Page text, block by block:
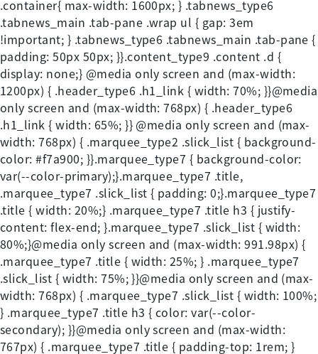
.container{ max-width: 1600px; } .tabnews_type6
.tabnews_main .tab-pane .wrap ul { gap: 3em
!important; } .tabnews_type6 .tabnews_main .tab-pane {
padding: 50px 50px; }}.content_type9 .content .d {
display: none;} @media only screen and (max-width:
1200px) { .header_type6 .h1_link { width: 70%; }}@media
only screen and (max-width: 768px) { .header_type6
.h1_link { width: 65%; }} @media only screen and (max-
width: 768px) { .marquee_type2 .slick_list { background-
color: #f7a900; }}.marquee_type7 { background-color:
var(--color-primary);}.marquee_type7 .title,
.marquee_type7 .slick_list { padding: 0;}.marquee_type7
.title { width: 20%;} .marquee_type7 .title h3 { justify-
content: flex-end; }.marquee_type7 .slick_list { width:
80%;}@media only screen and (max-width: 991.98px) {
.marquee_type7 .title { width: 25%; } .marquee_type7
.slick_list { width: 75%; }}@media only screen and (max-
width: 768px) { .marquee_type7 .slick_list { width: 100%;
} .marquee_type7 .title h3 { color: var(--color-
secondary); }}@media only screen and (max-width:
767px) { .marquee_type7 .title { padding-top: 1rem; }